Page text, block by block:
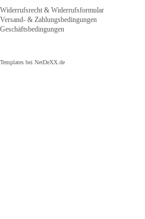
Widerrufsrecht & Widerrufsformular
Versand- & Zahlungsbedingungen
Geschäftsbedingungen
Templates bei NetDeXX.de